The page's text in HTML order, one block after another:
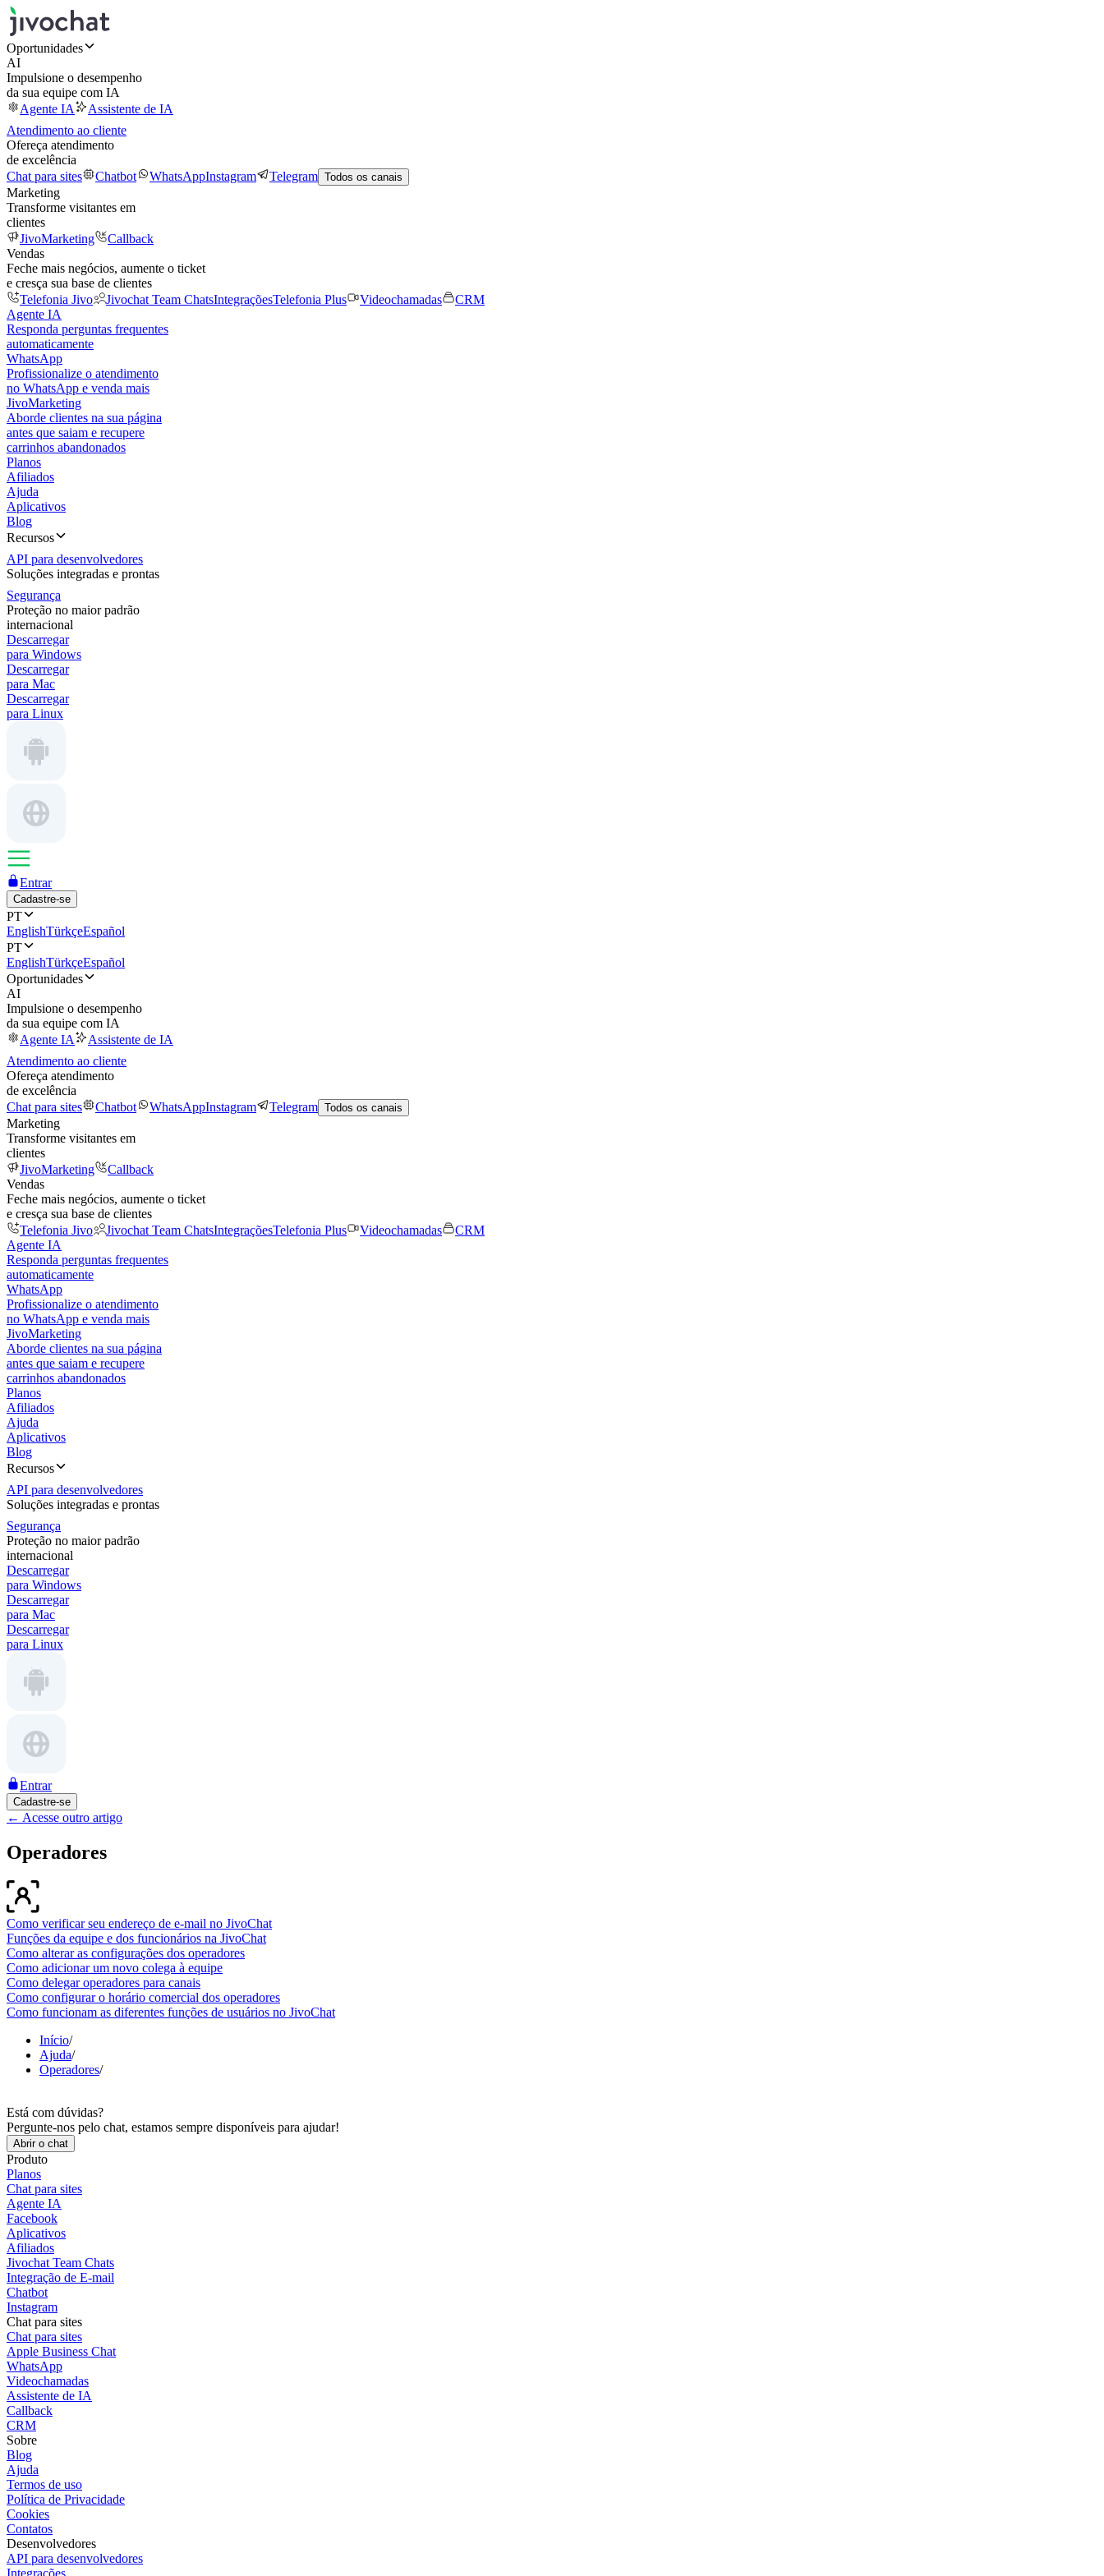
Oportunidades
AI
Impulsione o desempenho
da sua equipe com IA
Agente IA
Assistente de IA
Atendimento ao cliente
Ofereça atendimento
de excelência
Chat para sites
Chatbot WhatsAppInstagram Telegram Todos os canais
Marketing
Transforme visitantes em
clientes
JivoMarketing
Callback
Vendas
Feche mais negócios, aumente o ticket
e cresça sua base de clientes
Telefonia Jivo
Jivochat Team ChatsIntegraçõesTelefonia Plus Videochamadas
CRM
Agente IA
Responda perguntas frequentes
automaticamente
WhatsApp
Profissionalize o atendimento
no WhatsApp e venda mais
JivoMarketing
Aborde clientes na sua página
antes que saiam e recupere
carrinhos abandonados
Planos
Afiliados
Ajuda
Aplicativos
Blog
Recursos
API para desenvolvedores
Soluções integradas e prontas
Segurança
Proteção no maior padrão
internacional
Descarregar
para Windows
Descarregar
para Mac
Descarregar
para Linux
Entrar
Cadastre-se
PT
EnglishTürkçeEspañol
PT
EnglishTürkçeEspañol
Oportunidades
AI
Impulsione o desempenho
da sua equipe com IA
Agente IA
Assistente de IA
Atendimento ao cliente
Ofereça atendimento
de excelência
Chat para sites
Chatbot WhatsAppInstagram Telegram Todos os canais
Marketing
Transforme visitantes em
clientes
JivoMarketing
Callback
Vendas
Feche mais negócios, aumente o ticket
e cresça sua base de clientes
Telefonia Jivo
Jivochat Team ChatsIntegraçõesTelefonia Plus Videochamadas
CRM
Agente IA
Responda perguntas frequentes
automaticamente
WhatsApp
Profissionalize o atendimento
no WhatsApp e venda mais
JivoMarketing
Aborde clientes na sua página
antes que saiam e recupere
carrinhos abandonados
Planos
Afiliados
Ajuda
Aplicativos
Blog
Recursos
API para desenvolvedores
Soluções integradas e prontas
Segurança
Proteção no maior padrão
internacional
Descarregar
para Windows
Descarregar
para Mac
Descarregar
para Linux
Entrar
Cadastre-se
← Acesse outro artigo
Operadores
Como verificar seu endereço de e-mail no JivoChat
Funções da equipe e dos funcionários na JivoChat
Como alterar as configurações dos operadores
Como adicionar um novo colega à equipe
Como delegar operadores para canais
Como configurar o horário comercial dos operadores
Como funcionam as diferentes funções de usuários no JivoChat
Início/
Ajuda/
Operadores/
Está com dúvidas?
Pergunte-nos pelo chat, estamos sempre disponíveis para ajudar!
Abrir o chat
Produto
Planos
Chat para sites
Agente IA
Facebook
Aplicativos
Afiliados
Jivochat Team Chats
Integração de E-mail
Chatbot
Instagram
Chat para sites
Chat para sites
Apple Business Chat
WhatsApp
Videochamadas
Assistente de IA
Callback
CRM
Sobre
Blog
Ajuda
Termos de uso
Política de Privacidade
Cookies
Contatos
Desenvolvedores
API para desenvolvedores
Integrações